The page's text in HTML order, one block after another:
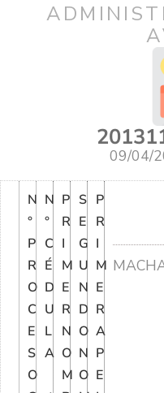
09/04/
N
°
P
R
O
C
E
S
O
N
°
C
É
D
U
L
A
P
R
I
M
E
R
N
O
M
S
E
G
U
N
D
O
N
O
P
R
I
M
E
R
A
P
E